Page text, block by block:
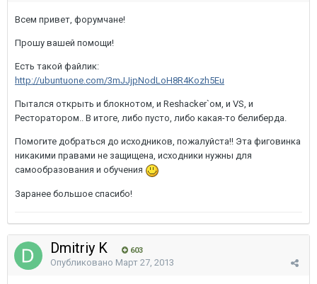
Всем привет, форумчане!
Прошу вашей помощи!
Есть такой файлик:
http://ubuntuone.com/3mJJjpNodLoH8R4Kozh5Eu
Пытался открыть и блокнотом, и Reshacker`ом, и VS, и
Ресторатором.. В итоге, либо пусто, либо какая-то белиберда.
Помогите добраться до исходников, пожалуйста!! Эта фиговинка
никакими правами не защищена, исходники нужны для
самообразования и обучения
Заранее большое спасибо!
Dmitriy K 603
Опубликовано Март 27, 2013